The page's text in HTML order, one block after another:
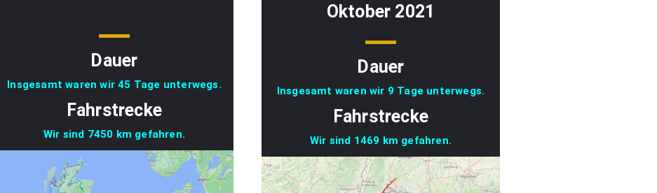
Dauer
Insgesamt waren wir 45 Tage unterwegs.
Fahrstrecke
Wir sind 7450 km gefahren.
Oktober 2021
Dauer
Insgesamt waren wir 9 Tage unterwegs.
Fahrstrecke
Wir sind 1469 km gefahren.